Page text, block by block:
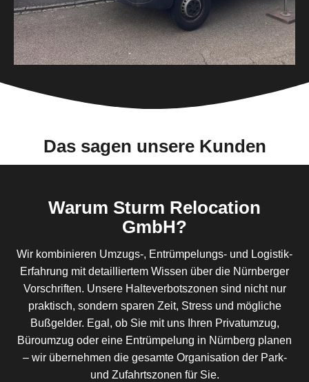
Das sagen unsere Kunden
Warum Sturm Relocation
GmbH?
Wir kombinieren Umzugs-, Entrümpelungs- und Logistik-
Erfahrung mit detailliertem Wissen über die Nürnberger
Vorschriften. Unsere Halteverbotszonen sind nicht nur
praktisch, sondern sparen Zeit, Stress und mögliche
Bußgelder. Egal, ob Sie mit uns Ihren Privatumzug,
Büroumzug oder eine Entrümpelung in Nürnberg planen
– wir übernehmen die gesamte Organisation der Park-
und Zufahrtszonen für Sie.